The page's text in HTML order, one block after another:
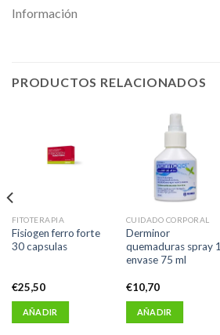
Información
PRODUCTOS RELACIONADOS
FITOTERAPIA
Fisiogen ferro forte
30 capsulas
€25,50
AÑADIR
CUIDADO CORPORAL
Derminor
quemaduras spray 1
envase 75 ml
€10,70
AÑADIR